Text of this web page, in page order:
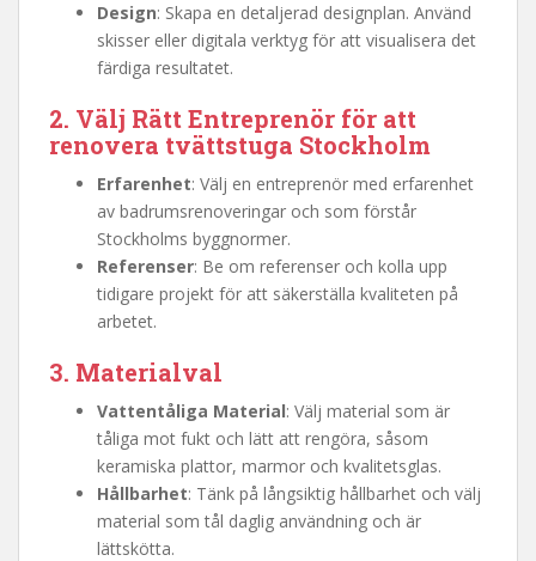
Design: Skapa en detaljerad designplan. Använd
skisser eller digitala verktyg för att visualisera det
färdiga resultatet.
2. Välj Rätt Entreprenör för att
renovera tvättstuga Stockholm
Erfarenhet: Välj en entreprenör med erfarenhet
av badrumsrenoveringar och som förstår
Stockholms byggnormer.
Referenser: Be om referenser och kolla upp
tidigare projekt för att säkerställa kvaliteten på
arbetet.
3. Materialval
Vattentåliga Material: Välj material som är
tåliga mot fukt och lätt att rengöra, såsom
keramiska plattor, marmor och kvalitetsglas.
Hållbarhet: Tänk på långsiktig hållbarhet och välj
material som tål daglig användning och är
lättskötta.